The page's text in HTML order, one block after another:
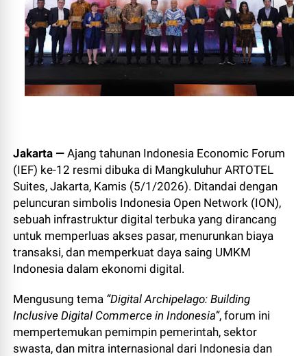
Jakarta — Ajang tahunan Indonesia Economic Forum
(IEF) ke-12 resmi dibuka di Mangkuluhur ARTOTEL
Suites, Jakarta, Kamis (5/1/2026). Ditandai dengan
peluncuran simbolis Indonesia Open Network (ION),
sebuah infrastruktur digital terbuka yang dirancang
untuk memperluas akses pasar, menurunkan biaya
transaksi, dan memperkuat daya saing UMKM
Indonesia dalam ekonomi digital.
Mengusung tema “Digital Archipelago: Building
Inclusive Digital Commerce in Indonesia”, forum ini
mempertemukan pemimpin pemerintah, sektor
swasta, dan mitra internasional dari Indonesia dan